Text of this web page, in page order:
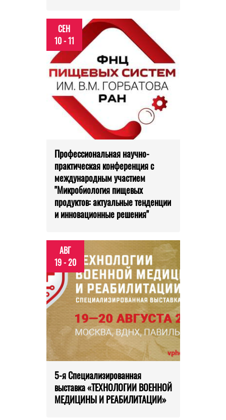
СЕН
10 - 11
Профессиональная научно-
практическая конференция с
международным участием
"Микробиология пищевых
продуктов: актуальные тенденции
и инновационные решения"
АВГ
19 - 20
5-я Специализированная
выставка «ТЕХНОЛОГИИ ВОЕННОЙ
МЕДИЦИНЫ И РЕАБИЛИТАЦИИ»